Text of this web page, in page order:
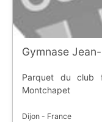
Gymnase
Parquet du club
Montchapet
Dijon - France